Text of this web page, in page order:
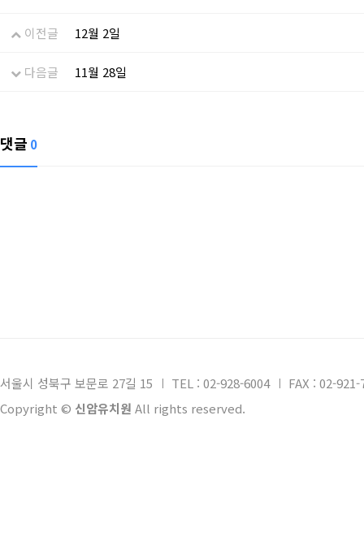
이전글 12월 2일
다음글 11월 28일
댓글 0
서울시 성북구 보문로 27길 15 TEL : 02-928-6004
FAX : 02-921-
Copyright © 신암유치원 All rights reserved.